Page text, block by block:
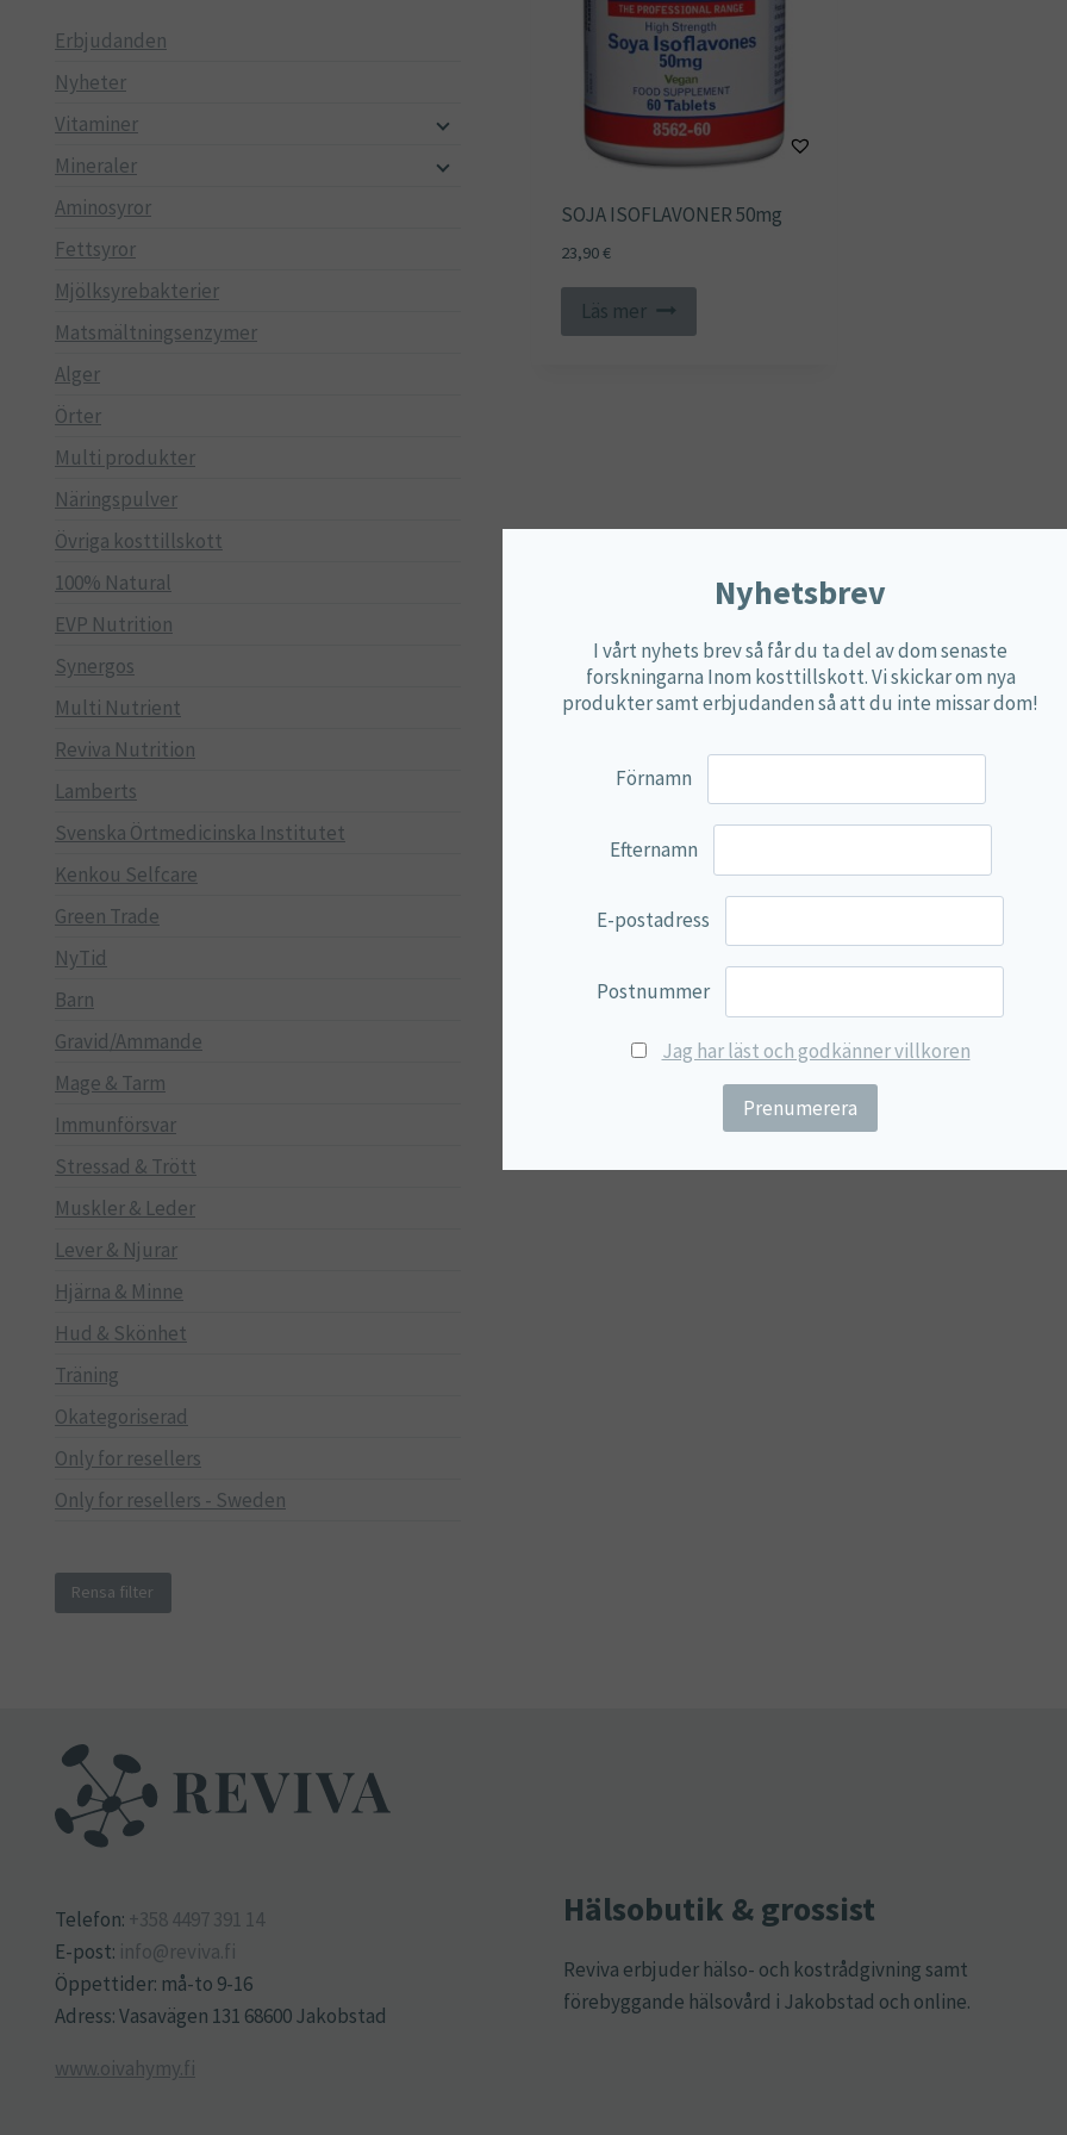
SOJA ISOFLAVONER 50mg
23,90€
Läs mer
Erbjudanden
Nyheter
Vitaminer
Mineraler
Aminosyror
Fettsyror
Mjölksyrebakterier
Matsmältningsenzymer
Alger
Örter
Multi produkter
Näringspulver
Övriga kosttillskott
100% Natural
EVP Nutrition
Synergos
Multi Nutrient
Reviva Nutrition
Lamberts
Svenska Örtmedicinska Institutet
Kenkou Selfcare
Green Trade
NyTid
Barn
Gravid/Ammande
Mage & Tarm
Immunförsvar
Stressad & Trött
Muskler & Leder
Lever & Njurar
Hjärna & Minne
Hud & Skönhet
Träning
Okategoriserad
Only for resellers
Only for resellers - Sweden
Rensa filter
Telefon: +358 4497 391 14
E-post: info@reviva.fi
Öppettider: må-to 9-16
Adress: Vasavägen 131 68600 Jakobstad
www.oivahymy.fi
Hälsobutik & grossist
Reviva erbjuder hälso- och kostrådgivning samt
förebyggande hälsovård i Jakobstad och online.
Nyhetsbrev
I vårt nyhets brev så får du ta del av dom senaste
forskningarna Inom kosttillskott. Vi skickar om nya
produkter samt erbjudanden så att du inte missar dom!
Förnamn
Efternamn
E-postadress
Postnummer
Jag har läst och godkänner villkoren